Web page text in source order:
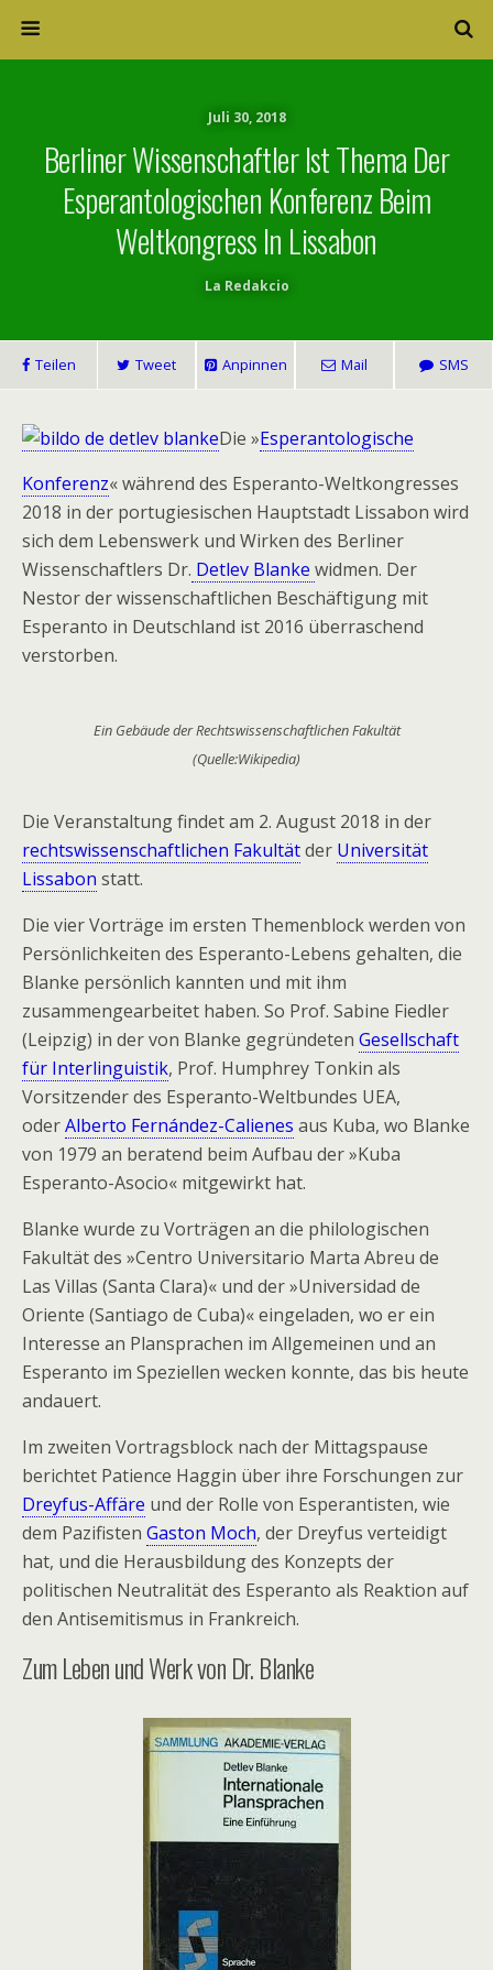
Juli 30, 2018
Berliner Wissenschaftler Ist Thema Der
Esperantologischen Konferenz Beim
Weltkongress In Lissabon
La Redakcio
Teilen Tweet Anpinnen Mail SMS
Die »Esperantologische
Konferenz« während des Esperanto-Weltkongresses
2018 in der portugiesischen Hauptstadt Lissabon wird
sich dem Lebenswerk und Wirken des Berliner
Wissenschaftlers Dr. Detlev Blanke widmen. Der
Nestor der wissenschaftlichen Beschäftigung mit
Esperanto in Deutschland ist 2016 überraschend
verstorben.
Ein Gebäude der Rechtswissenschaftlichen Fakultät
(Quelle:Wikipedia)
Die Veranstaltung findet am 2. August 2018 in der
rechtswissenschaftlichen Fakultätder Universität
Lissabon statt.
Die vier Vorträge im ersten Themenblock werden von
Persönlichkeiten des Esperanto-Lebens gehalten, die
Blanke persönlich kannten und mit ihm
zusammengearbeitet haben. So Prof. Sabine Fiedler
(Leipzig) in der von Blanke gegründeten Gesellschaft
für Interlinguistik, Prof. Humphrey Tonkin als
Vorsitzender des Esperanto-Weltbundes UEA,
oderAlberto Fernández-Calienes aus Kuba, wo Blanke
von 1979 an beratend beim Aufbau der »Kuba
Esperanto-Asocio« mitgewirkt hat.
Blanke wurde zu Vorträgen an die philologischen
Fakultät des »Centro Universitario Marta Abreu de
Las Villas (Santa Clara)« und der »Universidad de
Oriente (Santiago de Cuba)« eingeladen, wo er ein
Interesse an Plansprachen im Allgemeinen und an
Esperanto im Speziellen wecken konnte, das bis heute
andauert.
Im zweiten Vortragsblock nach der Mittagspause
berichtet Patience Haggin über ihre Forschungen zur
Dreyfus-Affäre und der Rolle von Esperantisten, wie
dem Pazifisten Gaston Moch, der Dreyfus verteidigt
hat, und die Herausbildung des Konzepts der
politischen Neutralität des Esperanto als Reaktion auf
den Antisemitismus in Frankreich.
Zum Leben und Werk von Dr. Blanke